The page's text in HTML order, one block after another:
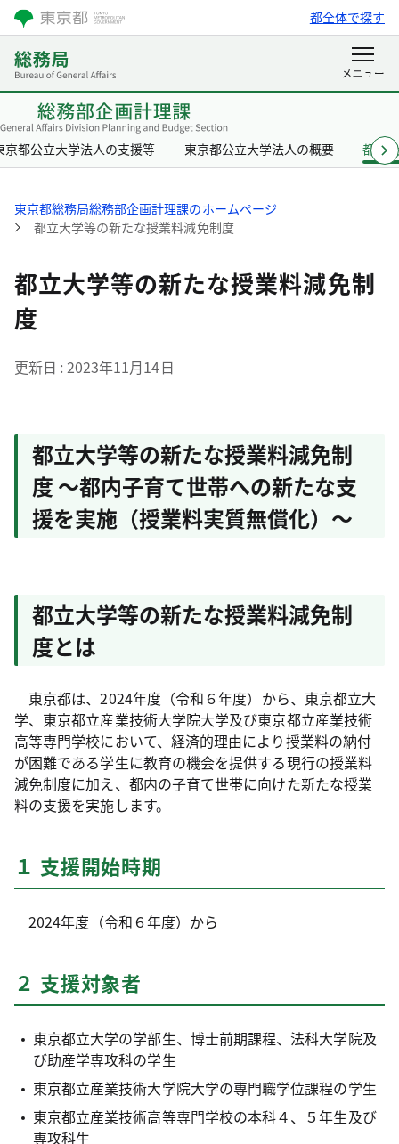
都全体で探す
京都公立大学法人の支援等 東京都公立大学法人の概要 都立
東京都総務局総務部企画計理課のホームページ
都立大学等の新たな授業料減免制度
都立大学等の新たな授業料減免制
度
更新日 2023年11月14日
都立大学等の新たな授業料減免制
度 ～都内子育て世帯への新たな支
援を実施（授業料実質無償化）～
都立大学等の新たな授業料減免制
度とは
東京都は、2024年度（令和６年度）から、東京都立大
学、東京都立産業技術大学院大学及び東京都立産業技術
高等専門学校において、経済的理由により授業料の納付
が困難である学生に教育の機会を提供する現行の授業料
減免制度に加え、都内の子育て世帯に向けた新たな授業
料の支援を実施します。
１ 支援開始時期
2024年度（令和６年度）から
２ 支援対象者
東京都立大学の学部生、博士前期課程、法科大学院及
び助産学専攻科の学生
東京都立産業技術大学院大学の専門職学位課程の学生
東京都立産業技術高等専門学校の本科４、５年生及び
専攻科生